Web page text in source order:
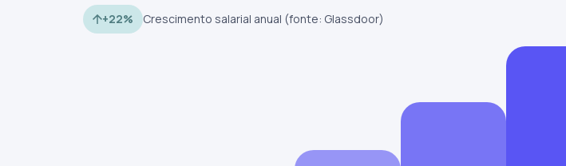
+22% Crescimento salarial anual (fonte: Glassdoor)